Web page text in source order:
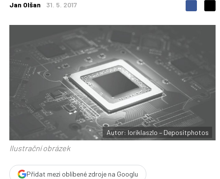
Jan Olšan 31. 5. 2017
S
d
S
F
c
b
o
k
Autor: loriklaszlo – Depositphotos
Ilustrační obrázek
Přidat mezi oblíbené zdroje na Googlu